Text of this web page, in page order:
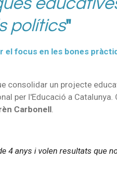
polítics"
el focus en les bones
consolidar un projecte
per l'Educació a Catalunya.
Carbonell
4 anys i volen resultats que